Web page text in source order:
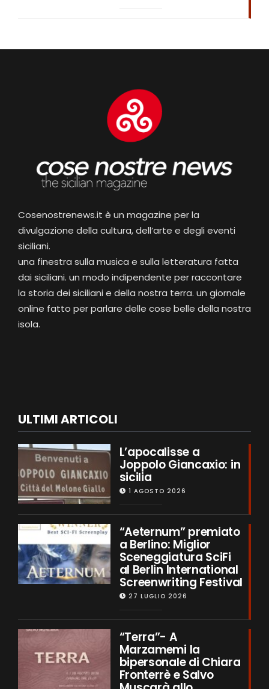
Cosenostrenews.it è un magazine per la
divulgazione della cultura, dell’arte e degli eventi
siciliani.
una finestra sulla musica e sulla letteratura fatta
dai siciliani. un modo indipendente per raccontare
la storia dei siciliani e della nostra terra. un giornale
online fatto per parlare delle cose belle della nostra
isola.
ULTIMI ARTICOLI
L’apocalisse a
Joppolo Giancaxio: in
sicilia
1 AGOSTO 2026
“Aeternum” premiato
a Berlino: Miglior
Sceneggiatura SciFi
al Berlin International
Screenwriting Festival
27 LUGLIO 2026
“Terra”- A
Marzamemi la
bipersonale di Chiara
Fronterrè e Salvo